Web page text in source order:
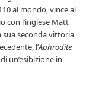
al mondo, vince al
con l’inglese Matt
sua seconda vittoria
l’Aphrodite
un’esibizione in